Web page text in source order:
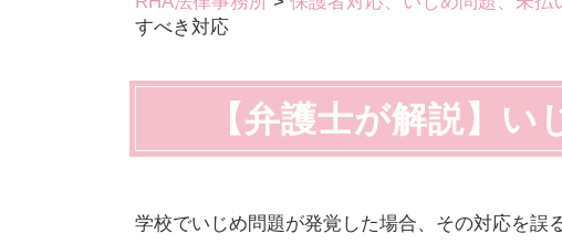
すべき対応
【弁護士が解説】
学校でいじめ問題が発覚した場合、その対応を誤